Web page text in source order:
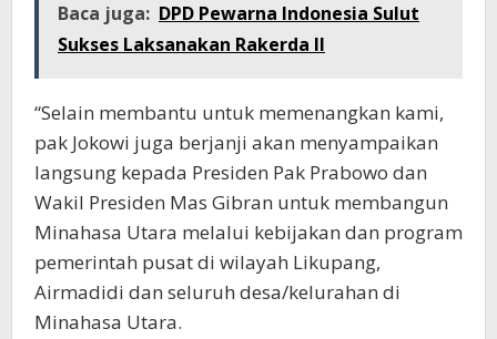
Baca juga: DPD Pewarna Indonesia Sulut
Sukses Laksanakan Rakerda II
“Selain membantu untuk memenangkan kami,
pak Jokowi juga berjanji akan menyampaikan
langsung kepada Presiden Pak Prabowo dan
Wakil Presiden Mas Gibran untuk membangun
Minahasa Utara melalui kebijakan dan program
pemerintah pusat di wilayah Likupang,
Airmadidi dan seluruh desa/kelurahan di
Minahasa Utara.